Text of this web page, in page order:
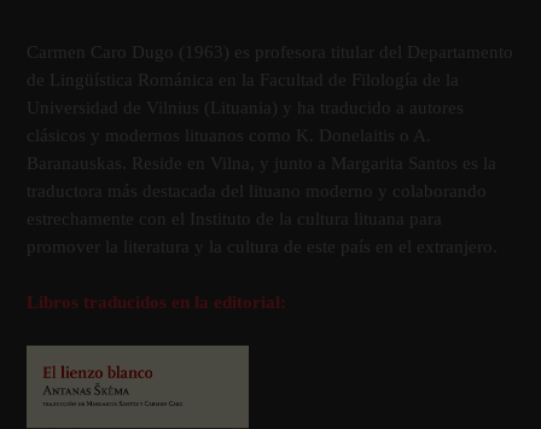
Carmen Caro Dugo (1963) es profesora titular del Departamento
de Lingüística Románica en la Facultad de Filología de la
Universidad de Vilnius (Lituania) y ha traducido a autores
clásicos y modernos lituanos como K. Donelaitis o A.
Baranauskas. Reside en Vilna, y junto a Margarita Santos es la
traductora más destacada del lituano moderno y colaborando
estrechamente con el Instituto de la cultura lituana para
promover la literatura y la cultura de este país en el extranjero.
Libros traducidos en la editorial: